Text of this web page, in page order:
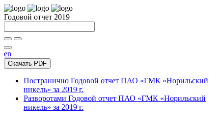
Годовой отчет 2019
en
Скачать PDF
Постранично Годовой отчет ПАО «ГМК «Норильский
никель» за 2019 г.
Разворотами Годовой отчет ПАО «ГМК «Норильский
никель» за 2019 г.